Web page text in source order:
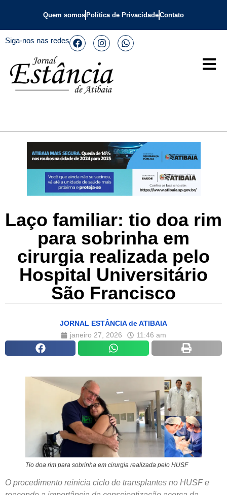
Quem somos Política de PrivacidadeContato
Siga-nos nas redes
Laço familiar: tio doa rim
para sobrinha em
cirurgia realizada pelo
Hospital Universitário
São Francisco
JORNAL ESTÂNCIA de ATIBAIA
janeiro 27, 2026
11:46 am
Tio doa rim para sobrinha em cirurgia realizada pelo HUSF
O procedimento reinicia ciclo de transplantes no HUSF e